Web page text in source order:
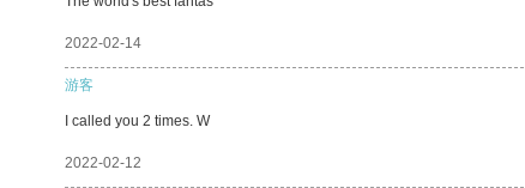
2022-02-14
游客
I called you 2 times. W
2022-02-12